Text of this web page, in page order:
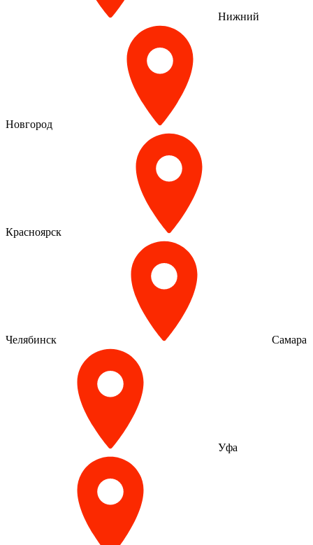
Нижний
Новгород
Красноярск
Челябинск Самара
Уфа